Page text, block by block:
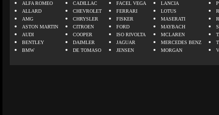
ALFA ROMEO
ALLARD
AMG
ASTON MARTIN
AUDI
BENTLEY
BMW
CADILLAC
CHEVROLET
CHRYSLER
CITROEN
COOPER
DAIMLER
DE TOMASO
FACEL VEGA
FERRARI
FISKER
FORD
ISO RIVOLTA
JAGUAR
JENSEN
LANCIA
LOTUS
MASERATI
MAYBACH
MCLAREN
MERCEDES BENZ
MORGAN